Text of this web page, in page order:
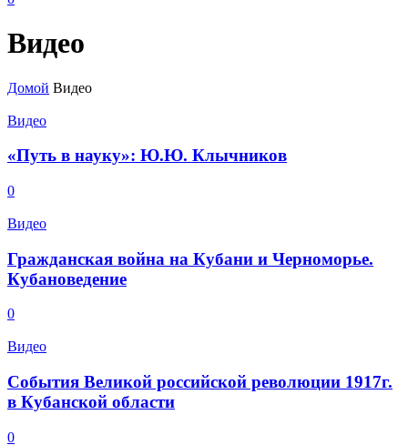
Видео
Домой Видео
Видео
«Путь в науку»: Ю.Ю. Клычников
0
Видео
Гражданская война на Кубани и Черноморье.
Кубановедение
0
Видео
События Великой российской революции 1917г.
в Кубанской области
0